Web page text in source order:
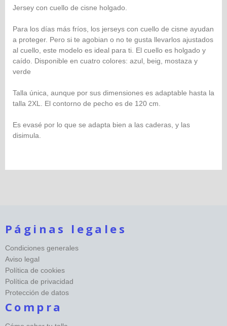
Jersey con cuello de cisne holgado.
Para los días más fríos, los jerseys con cuello de cisne ayudan
a proteger. Pero si te agobian o no te gusta llevarlos ajustados
al cuello, este modelo es ideal para ti. El cuello es holgado y
caído. Disponible en cuatro colores: azul, beig, mostaza y
verde
Talla única, aunque por sus dimensiones es adaptable hasta la
talla 2XL. El contorno de pecho es de 120 cm.
Es evasé por lo que se adapta bien a las caderas, y las
disimula.
Páginas legales
Condiciones generales
Aviso legal
Política de cookies
Política de privacidad
Protección de datos
Compra